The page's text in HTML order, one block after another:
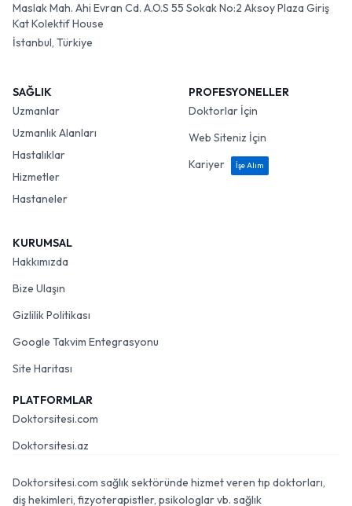
Maslak Mah. Ahi Evran Cd. A.O.S 55 Sokak No:2 Aksoy Plaza Giriş
Kat Kolektif House
İstanbul, Türkiye
SAĞLIK
Uzmanlar
Uzmanlık Alanları
Hastalıklar
Hizmetler
Hastaneler
PROFESYONELLER
Doktorlar İçin
Web Siteniz İçin
Kariyer
İşe Alım
KURUMSAL
Hakkımızda
Bize Ulaşın
Gizlilik Politikası
Google Takvim Entegrasyonu
Site Haritası
PLATFORMLAR
Doktorsitesi.com
Doktorsitesi.az
Doktorsitesi.com sağlık sektöründe hizmet veren tıp doktorları,
diş hekimleri, fizyoterapistler, psikologlar vb. sağlık